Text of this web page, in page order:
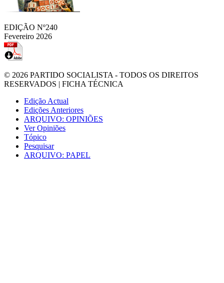
EDIÇÃO Nº240
Fevereiro 2026
© 2026 PARTIDO SOCIALISTA - TODOS OS DIREITOS
RESERVADOS | FICHA TÉCNICA
Edição Actual
Edições Anteriores
ARQUIVO: OPINIÕES
Ver Opiniões
Tópico
Pesquisar
ARQUIVO: PAPEL